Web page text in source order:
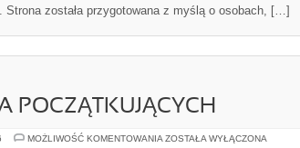
Strona została przygotowana z myślą o osobach, […]
POCZĄTKUJĄCYCH
MOŻLIWOŚĆ KOMENTOWANIA KAJAKARSTWO
ZOSTAŁA WYŁĄCZONA